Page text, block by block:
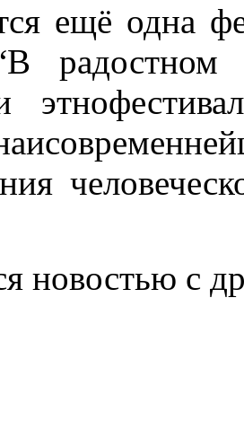
ещё одна
радостном
новостью с